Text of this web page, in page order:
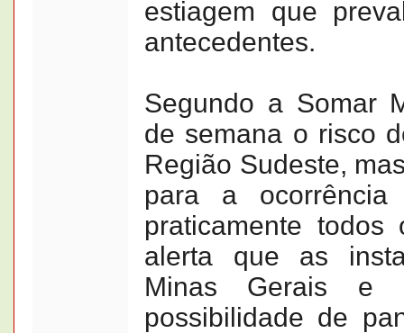
estiagem que
antecedentes.
Segundo a Somar
de semana o risco
Região Sudeste,
para a
praticamente
alerta que as
Minas Gerais e
possibilidade de